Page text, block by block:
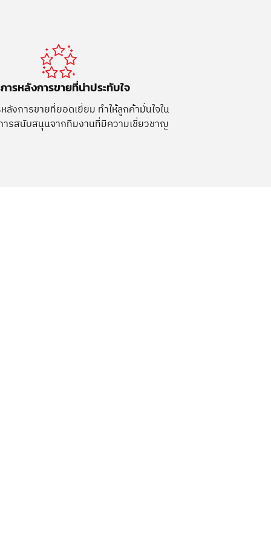
ารหลังการขายที่น่าประทับใจ
ลังการขายที่ยอดเยี่ยม ทำให้ลูกค้ามั่นใจใน
รสนับสนุนจากทีมงานที่มีความเชี่ยวชาญ